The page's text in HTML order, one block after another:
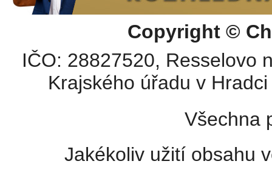
Copyright ©
IČO: 28827520, Resselovo
Krajského úřadu v
Všechna
Jakékoliv užití obsahu